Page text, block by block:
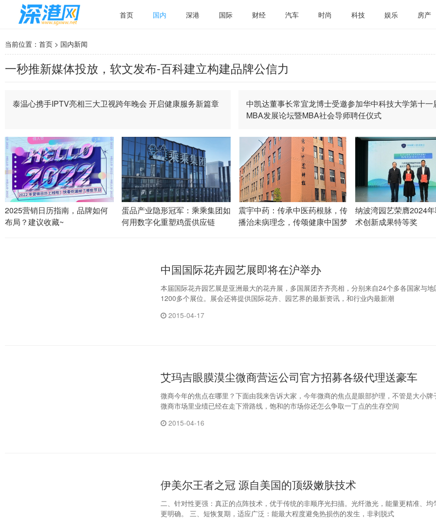
首页 国内 深港 国际 财经 汽车 时尚 科技 娱乐 房产
当前位置： 首页 > 国内新闻
一秒推新媒体投放，软文发布-百科建立构建品牌公信力
泰温心携手IPTV亮相三大卫视跨年晚会 开启健康服务新篇章
中凯达董事长常宜龙博士受邀参加华中科技大学第十一
MBA发展论坛暨MBA社会导师聘任仪式
2025营销日历指南，品牌如何
布局？建议收藏~
蛋品产业隐形冠军：乘乘集团如
何用数字化重塑鸡蛋供应链
震宇中药：传承中医药根脉，传
播治未病理念，传颂健康中国梦
纳波湾园艺荣膺2024
术创新成果特等奖
中国国际花卉园艺展即将在沪举办
本届国际花卉园艺展是亚洲最大的花卉展，多国展团齐齐亮相，分别来自24个多各国家与
1200多个展位。展会还将提供国际花卉、园艺界的最新资讯，和行业内最新潮
2015-04-17
艾玛吉眼膜漠尘微商营运公司官方招募各级代理送豪车
微商今年的焦点在哪里？下面由我来告诉大家，今年微商的焦点是眼部护理，不管是大小牌
微商市场里业绩已经在走下滑路线，饱和的市场你还怎么争取一丁点的生存空间
2015-04-16
伊美尔王者之冠 源自美国的顶级嫩肤技术
二、针对性更强：真正的点阵技术，优于传统的非顺序光扫描。光纤激光，能量更精准、均
更明确。 三、短恢复期，适应广泛：能最大程度避免热损伤的发生，非剥脱式